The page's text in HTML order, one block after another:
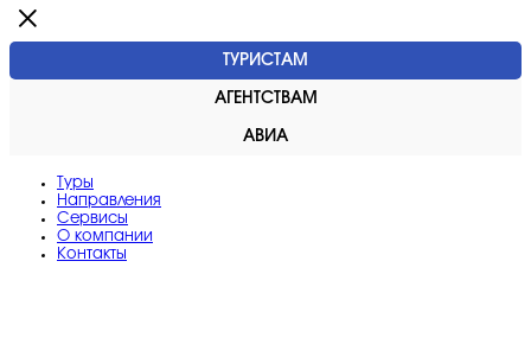
ТУРИСТАМ
АГЕНТСТВАМ
АВИА
Туры
Направления
Сервисы
O компании
Контакты